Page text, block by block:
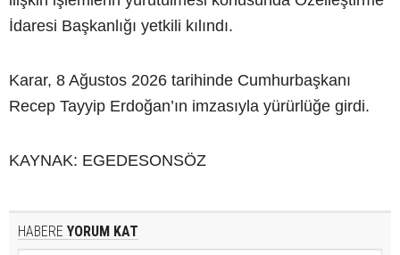
İdaresi Başkanlığı yetkili kılındı.
Karar, 8 Ağustos 2026 tarihinde Cumhurbaşkanı
Recep Tayyip Erdoğan’ın imzasıyla yürürlüğe girdi.
KAYNAK: EGEDESONSÖZ
HABERE YORUM KAT